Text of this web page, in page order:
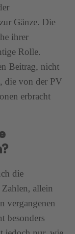
Gänze. Die
ihrer
Rolle.
Beitrag, nicht
die von der PV
erbracht
die
allein
vergangenen
besonders